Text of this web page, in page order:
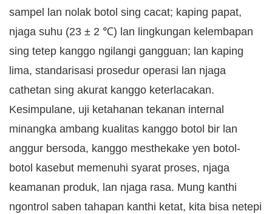
sampel lan nolak botol sing cacat; kaping papat,
njaga suhu (23 ± 2 ℃) lan lingkungan kelembapan
sing tetep kanggo ngilangi gangguan; lan kaping
lima, standarisasi prosedur operasi lan njaga
cathetan sing akurat kanggo keterlacakan.
Kesimpulane, uji ketahanan tekanan internal
minangka ambang kualitas kanggo botol bir lan
anggur bersoda, kanggo mesthekake yen botol-
botol kasebut memenuhi syarat proses, njaga
keamanan produk, lan njaga rasa. Mung kanthi
ngontrol saben tahapan kanthi ketat, kita bisa netepi